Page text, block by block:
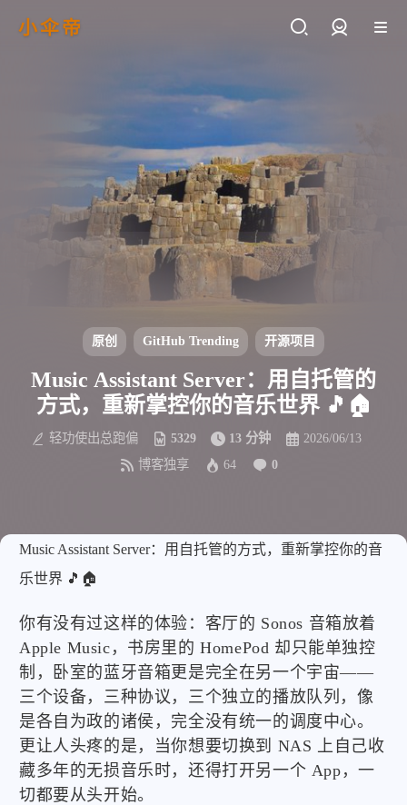
小伞帝
原创 GitHub Trending 开源项目
Music Assistant Server：用自托管的
方式，重新掌控你的音乐世界 🎵🏠
轻功使出总跑偏 5329 13 分钟
2026/06/13
博客独享
64 0
Music Assistant Server：用自托管的方式，重新掌控你的音
乐世界 🎵🏠
你有没有过这样的体验：客厅的 Sonos 音箱放着
Apple Music，书房里的 HomePod 却只能单独控
制，卧室的蓝牙音箱更是完全在另一个宇宙——
三个设备，三种协议，三个独立的播放队列，像
是各自为政的诸侯，完全没有统一的调度中心。
更让人头疼的是，当你想要切换到 NAS 上自己收
藏多年的无损音乐时，还得打开另一个 App，一
切都要从头开始。